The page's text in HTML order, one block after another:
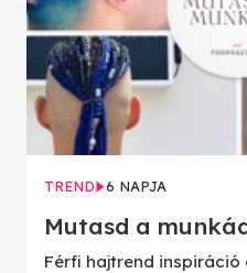
TREND 6 NAPJA
Mutasd a
Férfi hajtrend inspiráció